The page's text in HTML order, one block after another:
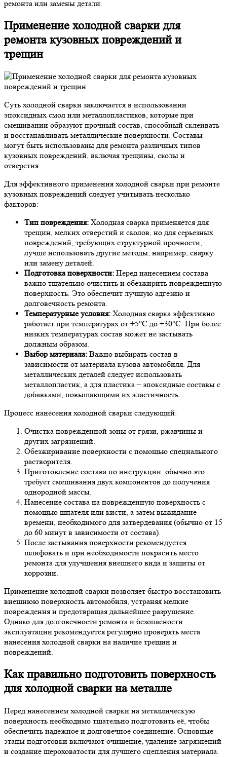
ремонта или замены детали.
Применение холодной сварки для
ремонта кузовных повреждений и
трещин
Суть холодной сварки заключается в использовании
эпоксидных смол или металлопластиков, которые при
смешивании образуют прочный состав, способный склеивать
и восстанавливать металлические поверхности. Составы
могут быть использованы для ремонта различных типов
кузовных повреждений, включая трещины, сколы и
отверстия.
Для эффективного применения холодной сварки при ремонте
кузовных повреждений следует учитывать несколько
факторов:
Тип повреждения: Холодная сварка применяется для
трещин, мелких отверстий и сколов, но для серьезных
повреждений, требующих структурной прочности,
лучше использовать другие методы, например, сварку
или замену деталей.
Подготовка поверхности: Перед нанесением состава
важно тщательно очистить и обезжирить поврежденную
поверхность. Это обеспечит лучшую адгезию и
долговечность ремонта.
Температурные условия: Холодная сварка эффективно
работает при температурах от +5°C до +30°C. При более
низких температурах состав может не застывать
должным образом.
Выбор материала: Важно выбирать состав в
зависимости от материала кузова автомобиля. Для
металлических деталей следует использовать
металлопластик, а для пластика – эпоксидные составы с
добавками, повышающими их эластичность.
Процесс нанесения холодной сварки следующий:
Очистка поврежденной зоны от грязи, ржавчины и
других загрязнений.
Обезжиривание поверхности с помощью специального
растворителя.
Приготовление состава по инструкции: обычно это
требует смешивания двух компонентов до получения
однородной массы.
Нанесение состава на поврежденную поверхность с
помощью шпателя или кисти, а затем выжидание
времени, необходимого для затвердевания (обычно от 15
до 60 минут в зависимости от состава).
После застывания поверхности рекомендуется
шлифовать и при необходимости покрасить место
ремонта для улучшения внешнего вида и защиты от
коррозии.
Применение холодной сварки позволяет быстро восстановить
внешнюю поверхность автомобиля, устраняя мелкие
повреждения и предотвращая дальнейшее разрушение.
Однако для долговечности ремонта и безопасности
эксплуатации рекомендуется регулярно проверять места
нанесения холодной сварки на наличие трещин и
повреждений.
Как правильно подготовить поверхность
для холодной сварки на металле
Перед нанесением холодной сварки на металлическую
поверхность необходимо тщательно подготовить её, чтобы
обеспечить надежное и долговечное соединение. Основные
этапы подготовки включают очищение, удаление загрязнений
и создание шероховатости для лучшего сцепления материала.